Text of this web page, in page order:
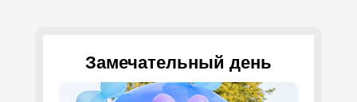
Замечательный день